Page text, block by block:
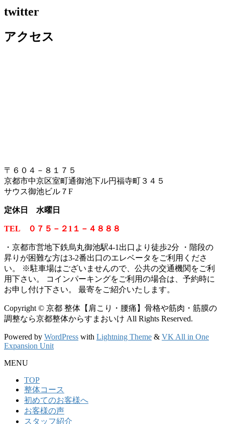
twitter
アクセス
〒６０４－８１７５
京都市中京区室町通御池下ル円福寺町３４５
サウス御池ビル７F
定休日 水曜日
TEL ０７５－２1１－４８８８
・京都市営地下鉄烏丸御池駅4-1出口より徒歩2分 ・階段の
昇りが困難な方は3-2番出口のエレベータをご利用くださ
い。
※駐車場はございませんので、公共の交通機関をご利
用下さい。 コインパーキングをご利用の場合は、予約時に
お申し付け下さい。 最寄をご紹介いたします。
Copyright © 京都 整体【肩こり・腰痛】骨格や筋肉・筋膜の
調整なら京都整体からすまおいけ All Rights Reserved.
Powered by WordPress with Lightning Theme & VK All in One
Expansion Unit
MENU
TOP
整体コース
初めてのお客様へ
お客様の声
スタッフ紹介